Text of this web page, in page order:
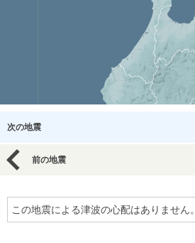
次の地震
前の地震
この地震による津波の心配はありません。